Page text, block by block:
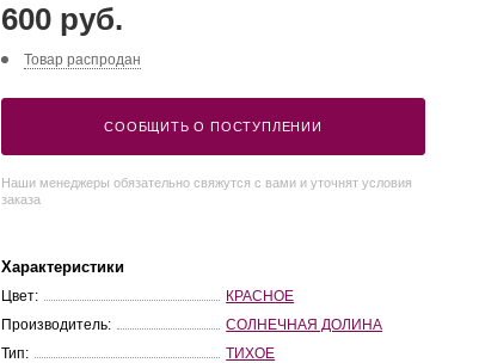
600 руб.
Товар распродан
СООБЩИТЬ О ПОСТУПЛЕНИИ
Наши менеджеры обязательно свяжутся с вами и уточнят условия
заказа
Характеристики
Цвет:
КРАСНОЕ
Производитель:
СОЛНЕЧНАЯ ДОЛИНА
Тип:
ТИХОЕ